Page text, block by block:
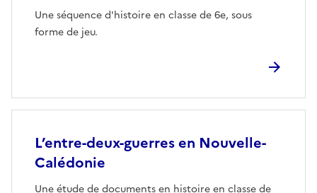
Une séquence d'histoire en classe de 6e, sous
forme de jeu.
L’entre-deux-guerres en Nouvelle-
Calédonie
Une étude de documents en histoire en classe de